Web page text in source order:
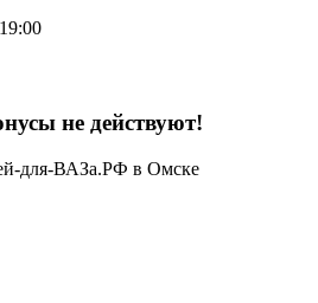
не действуют!
для-ВАЗа.РФ в Омске